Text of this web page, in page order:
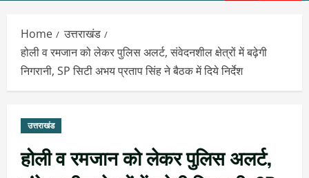
Home
उत्तराखंड
होली व रमजान को लेकर पुलिस अलर्ट, संवेदनशील क्षेत्रों में बढ़ेगी
निगरानी, SP सिटी अभय प्रताप सिंह ने बैठक में दिये निर्देश
उत्तराखंड
होली व रमजान को लेकर पुलिस अलर्ट,